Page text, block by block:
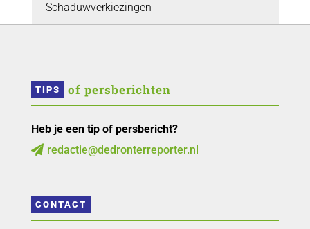
Schaduwverkiezingen
TIPS of persberichten
Heb je een tip of persbericht?
 redactie@dedronterreporter.nl
CONTACT